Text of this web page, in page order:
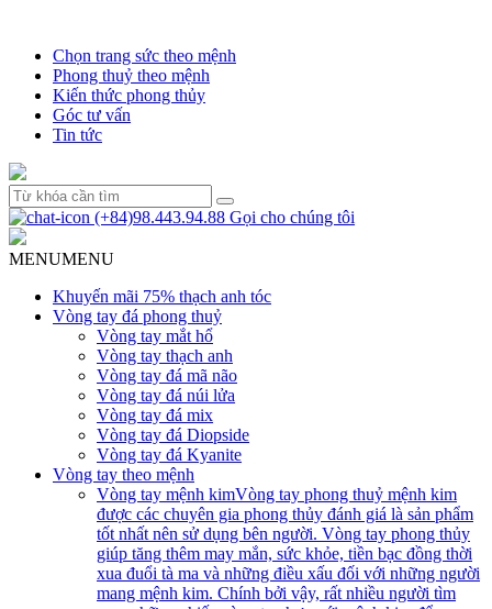
Chọn trang sức theo mệnh
Phong thuỷ theo mệnh
Kiến thức phong thủy
Góc tư vấn
Tin tức
(+84)98.443.94.88 Gọi cho chúng tôi
MENUMENU
Khuyến mãi 75% thạch anh tóc
Vòng tay đá phong thuỷ
Vòng tay mắt hổ
Vòng tay thạch anh
Vòng tay đá mã não
Vòng tay đá núi lửa
Vòng tay đá mix
Vòng tay đá Diopside
Vòng tay đá Kyanite
Vòng tay theo mệnh
Vòng tay mệnh kimVòng tay phong thuỷ mệnh kim
được các chuyên gia phong thủy đánh giá là sản phẩm
tốt nhất nên sử dụng bên người. Vòng tay phong thủy
giúp tăng thêm may mắn, sức khỏe, tiền bạc đồng thời
xua đuổi tà ma và những điều xấu đối với những người
mang mệnh kim. Chính bởi vậy, rất nhiều người tìm